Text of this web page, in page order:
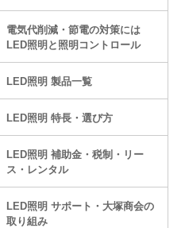
電気代削減・節電の対策には
LED照明と照明コントロール
LED照明 製品一覧
LED照明 特長・選び方
LED照明 補助金・税制・リー
ス・レンタル
LED照明 サポート・大塚商会の
取り組み